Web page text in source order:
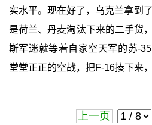
实水平。现在好了，乌克兰拿到
是荷兰、丹麦淘汰下来的二手货
斯军迷就等着自家空天军的苏-
堂堂正正的空战，把F-16揍下来
上一页